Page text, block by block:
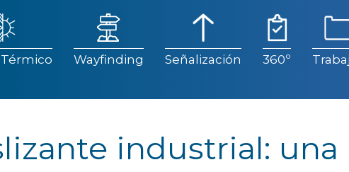
Wayfinding Señalización 360º
industrial: una